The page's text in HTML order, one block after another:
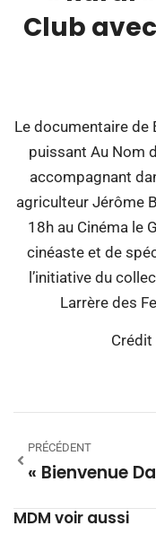
Club
Le documentaire de
puissant Au Nom
accompagnant
agriculteur Jérôme
18h au Cinéma le
cinéaste et de
l’initiative du
Larrère des
Crédit
PRÉCÉDENT
MDM voir aussi